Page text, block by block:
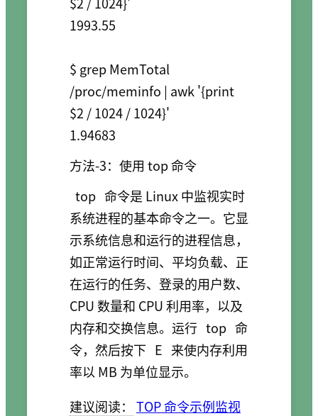
1993.55
$ grep MemTotal
/proc/meminfo | awk '{print
$2 / 1024 / 1024}'
1.94683
方法-3：使用 top 命令
top 命令是 Linux 中监视实时
系统进程的基本命令之一。它显
示系统信息和运行的进程信息，
如正常运行时间、平均负载、正
在运行的任务、登录的用户数、
CPU 数量和 CPU 利用率，以及
内存和交换信息。运行 top 命
令，然后按下 E 来使内存利用
率以 MB 为单位显示。
建议阅读：
TOP 命令示例监视